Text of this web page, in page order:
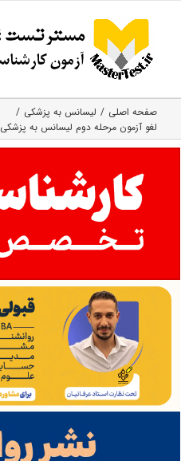
content
صفحه اصلی
لیسانس به پزشکی
لغو آزمون مرحله دوم لیسانس به پزشکی ۹۹